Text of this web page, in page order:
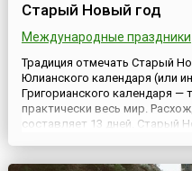
Старый Новый год
Международные праздники
Традиция отмечать Старый
Юлианского календаря (или
Григорианского календаря —
практически весь мир.
составляет 13 дней. Старый